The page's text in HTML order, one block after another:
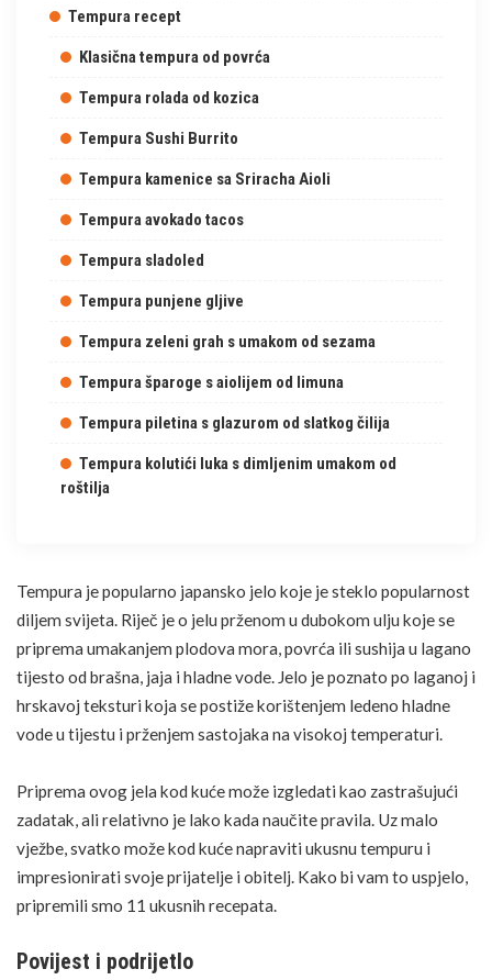
FOTO: SHUTTERSTOCK
Tempura recept
Klasična tempura od povrća
Tempura rolada od kozica
Tempura Sushi Burrito
Tempura kamenice sa Sriracha Aioli
Tempura avokado tacos
Tempura sladoled
Tempura punjene gljive
Tempura zeleni grah s umakom od sezama
Tempura šparoge s aiolijem od limuna
Tempura piletina s glazurom od slatkog čilija
Tempura kolutići luka s dimljenim umakom od
roštilja
Tempura je popularno japansko jelo koje je steklo popularnost
diljem svijeta. Riječ je o jelu prženom u dubokom ulju koje se
priprema umakanjem plodova mora, povrća ili sushija u lagano
tijesto od brašna, jaja i hladne vode. Jelo je poznato po laganoj i
hrskavoj teksturi koja se postiže korištenjem ledeno hladne
vode u tijestu i prženjem sastojaka na visokoj temperaturi.
Priprema ovog jela kod kuće može izgledati kao zastrašujući
zadatak, ali relativno je lako kada naučite pravila. Uz malo
vježbe, svatko može kod kuće napraviti ukusnu tempuru i
impresionirati svoje prijatelje i obitelj. Kako bi vam to uspjelo,
pripremili smo 11 ukusnih recepata.
Povijest i podrijetlo